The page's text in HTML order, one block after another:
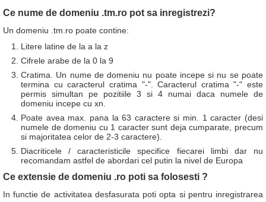
Ce nume de domeniu .tm.ro pot sa inregistrezi?
Un domeniu .tm.ro poate contine:
Litere latine de la a la z
Cifrele arabe de la 0 la 9
Cratima. Un nume de domeniu nu poate incepe si nu se poate
termina cu caracterul cratima "-". Caracterul cratima "-" este
permis simultan pe pozitiile 3 si 4 numai daca numele de
domeniu incepe cu xn.
Poate avea max. pana la 63 caractere si min. 1 caracter (desi
numele de domeniu cu 1 caracter sunt deja cumparate, precum
si majoritatea celor de 2-3 caractere).
Diacriticele / caracteristicile specifice fiecarei limbi dar nu
recomandam astfel de abordari cel putin la nivel de Europa
Ce extensie de domeniu .ro poti sa folosesti ?
In functie de activitatea desfasurata poti opta si pentru inregistrarea